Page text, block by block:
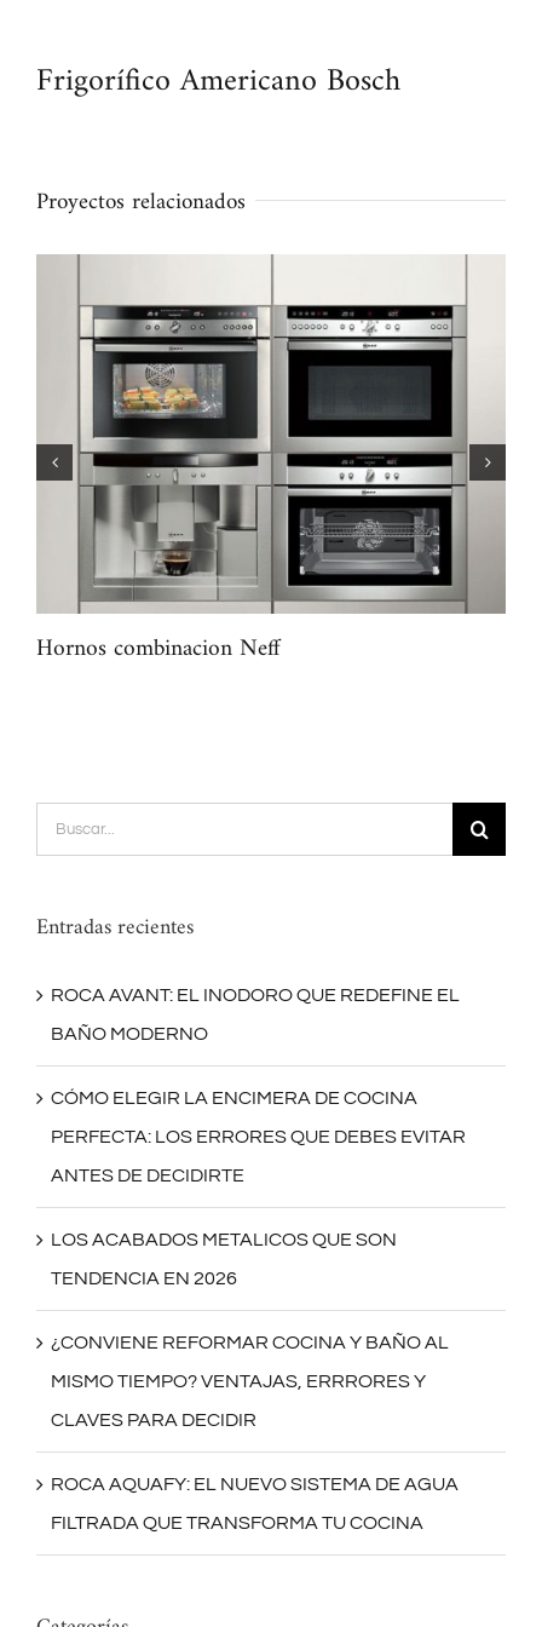
Frigorífico Americano Bosch
Proyectos relacionados
Hornos combinacion Neff
Buscar:
Entradas recientes
ROCA AVANT: EL INODORO QUE REDEFINE EL
BAÑO MODERNO
CÓMO ELEGIR LA ENCIMERA DE COCINA
PERFECTA: LOS ERRORES QUE DEBES EVITAR
ANTES DE DECIDIRTE
LOS ACABADOS METALICOS QUE SON
TENDENCIA EN 2026
¿CONVIENE REFORMAR COCINA Y BAÑO AL
MISMO TIEMPO? VENTAJAS, ERRRORES Y
CLAVES PARA DECIDIR
ROCA AQUAFY: EL NUEVO SISTEMA DE AGUA
FILTRADA QUE TRANSFORMA TU COCINA